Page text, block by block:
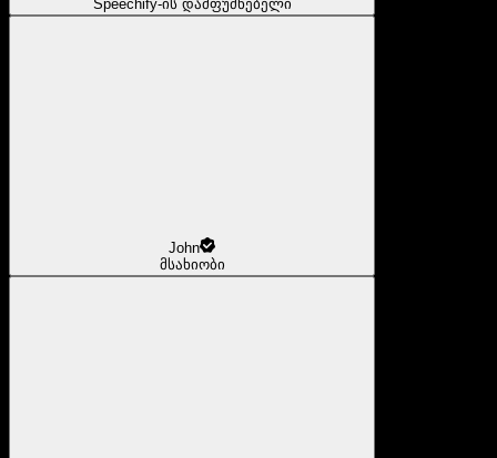
Speechify-ის დამფუძნებელი
John
მსახიობი